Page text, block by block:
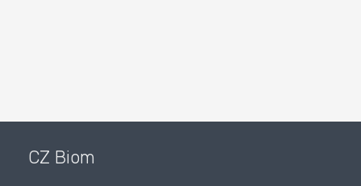
CZ Biom